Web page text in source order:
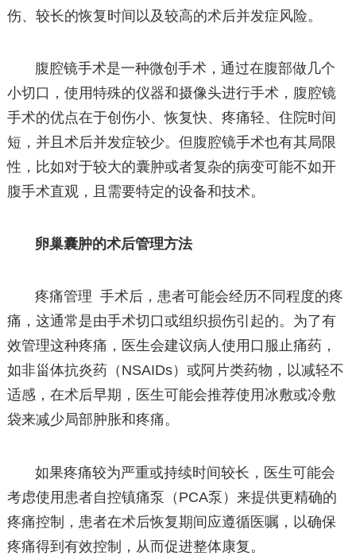
伤、较长的恢复时间以及较高的术后并发症风险。
腹腔镜手术是一种微创手术，通过在腹部做几个
小切口，使用特殊的仪器和摄像头进行手术，腹腔镜
手术的优点在于创伤小、恢复快、疼痛轻、住院时间
短，并且术后并发症较少。但腹腔镜手术也有其局限
性，比如对于较大的囊肿或者复杂的病变可能不如开
腹手术直观，且需要特定的设备和技术。
卵巢囊肿的术后管理方法
疼痛管理 手术后，患者可能会经历不同程度的疼
痛，这通常是由手术切口或组织损伤引起的。为了有
效管理这种疼痛，医生会建议病人使用口服止痛药，
如非甾体抗炎药（NSAIDs）或阿片类药物，以减轻不
适感，在术后早期，医生可能会推荐使用冰敷或冷敷
袋来减少局部肿胀和疼痛。
如果疼痛较为严重或持续时间较长，医生可能会
考虑使用患者自控镇痛泵（PCA泵）来提供更精确的
疼痛控制，患者在术后恢复期间应遵循医嘱，以确保
疼痛得到有效控制，从而促进整体康复。